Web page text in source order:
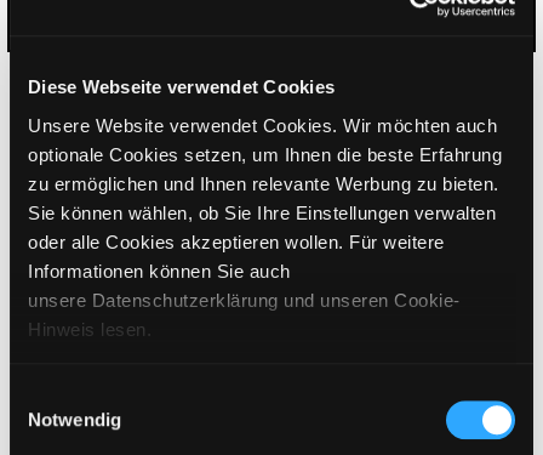
Diese Webseite verwendet Cookies
Unsere Website verwendet Cookies. Wir möchten auch
optionale Cookies setzen, um Ihnen die beste Erfahrung
zu ermöglichen und Ihnen relevante Werbung zu bieten.
Sie können wählen, ob Sie Ihre Einstellungen verwalten
oder alle Cookies akzeptieren wollen. Für weitere
Informationen können Sie auch
unsere Datenschutzerklärung und unseren Cookie-
Hinweis lesen.
Notwendig
CHOOSE SIZE
249– €269 incl. VAT / excl. shipping
PLEASE CHOOSE A SIZE
ADD TO CART
SIZING